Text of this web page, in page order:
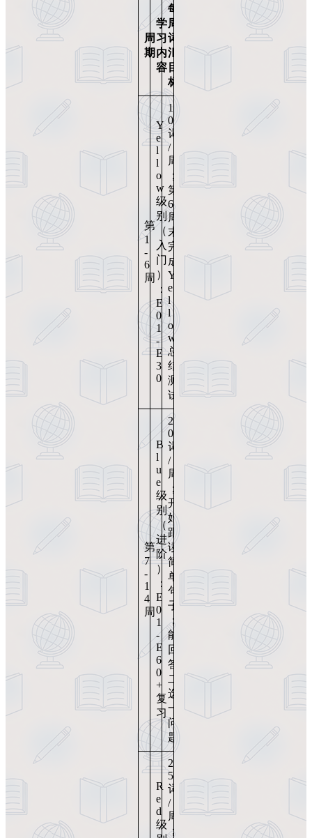
周
期
学
习
内
容
每
周
词
汇
目
标
第
1
-
6
周
Y
e
l
l
o
w
级
别
（
入
门
）
：
E
0
1
-
E
3
0
1
0
词
/
周
；
第
6
周
末
完
成
Y
e
l
l
o
w
总
结
测
试
第
7
-
1
4
周
B
l
u
e
级
别
（
进
阶
）
：
E
0
1
-
E
6
0
+
复
习
2
0
词
/
周
；
开
始
跟
读
简
单
句
子
；
能
回
答
二
选
一
问
题
R
e
d
级
2
5
词
/
周
；